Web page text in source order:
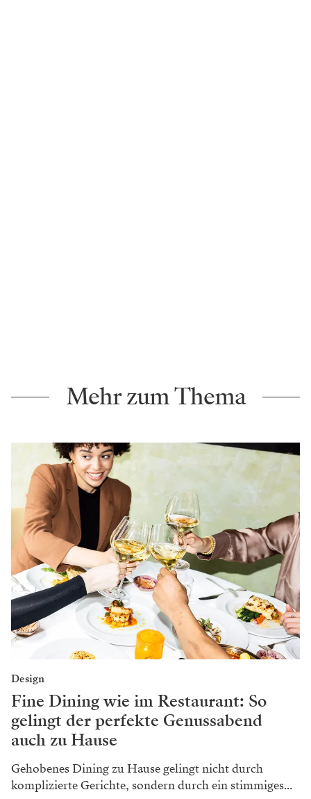
Mehr zum Thema
Design
Fine Dining wie im Restaurant: So
gelingt der perfekte Genussabend
auch zu Hause
Gehobenes Dining zu Hause gelingt nicht durch
komplizierte Gerichte, sondern durch ein stimmiges...